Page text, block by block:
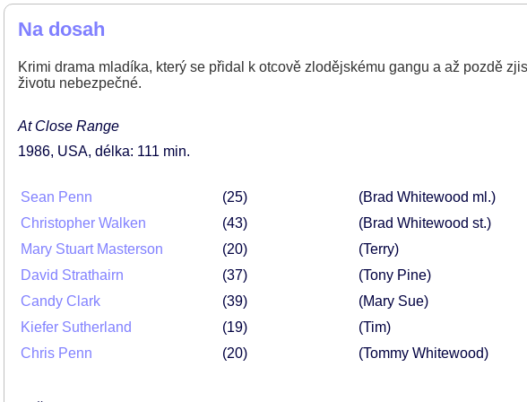
Na dosah
Krimi drama mladíka, který se přidal k otcově zlodějskému gangu a až pozdě
životu nebezpečné.
At Close Range
1986 USA délka: 111 min
Sean Penn 25
(Brad Whitewood ml.)
Christopher Walken
43
(Brad Whitewood st.)
Mary Stuart Masterson
20
(Terry)
David Strathairn
37
(Tony Pine)
Candy Clark
39
(Mary Sue)
Kiefer Sutherland
19
(Tim)
Chris Penn
20 (Tommy Whitewood)